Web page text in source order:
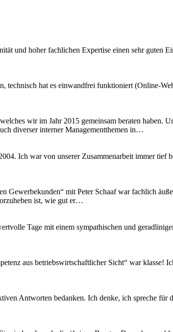
und hoher fachlichen Expertise einen sehr guten
technisch hat es einwandfrei funktioniert (Online-
wir im Jahr 2015 gemeinsam beraten haben.
diverser interner Managementthemen in…
Ich war von unserer Zusammenarbeit immer tief
Gewerbekunden“ mit Peter Schaaf war fachlich
ist, wie gut er…
Tage mit einem sympathischen und
aus betriebswirtschaftlicher Sicht“ war klasse!
Antworten bedanken. Ich denke, ich spreche für